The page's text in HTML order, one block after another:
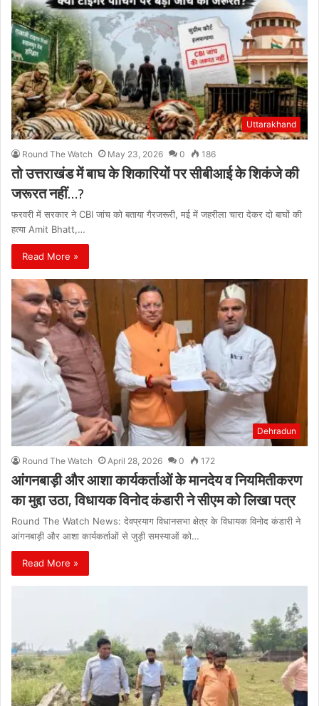
Uttarakhand
Round The Watch May 23, 2026 0 186
तो उत्तराखंड में बाघ के शिकारियों पर सीबीआई के शिकंजे की
जरूरत नहीं…?
फरवरी में सरकार ने CBI जांच को बताया गैरजरूरी, मई में जहरीला चारा देकर दो बाघों की
हत्या Amit Bhatt,…
Read More »
Dehradun
Round The Watch April 28, 2026 0 172
आंगनबाड़ी और आशा कार्यकर्ताओं के मानदेय व नियमितीकरण
का मुद्दा उठा, विधायक विनोद कंडारी ने सीएम को लिखा पत्र
Round The Watch News: देवप्रयाग विधानसभा क्षेत्र के विधायक विनोद कंडारी ने
आंगनबाड़ी और आशा कार्यकर्ताओं से जुड़ी समस्याओं को…
Read More »